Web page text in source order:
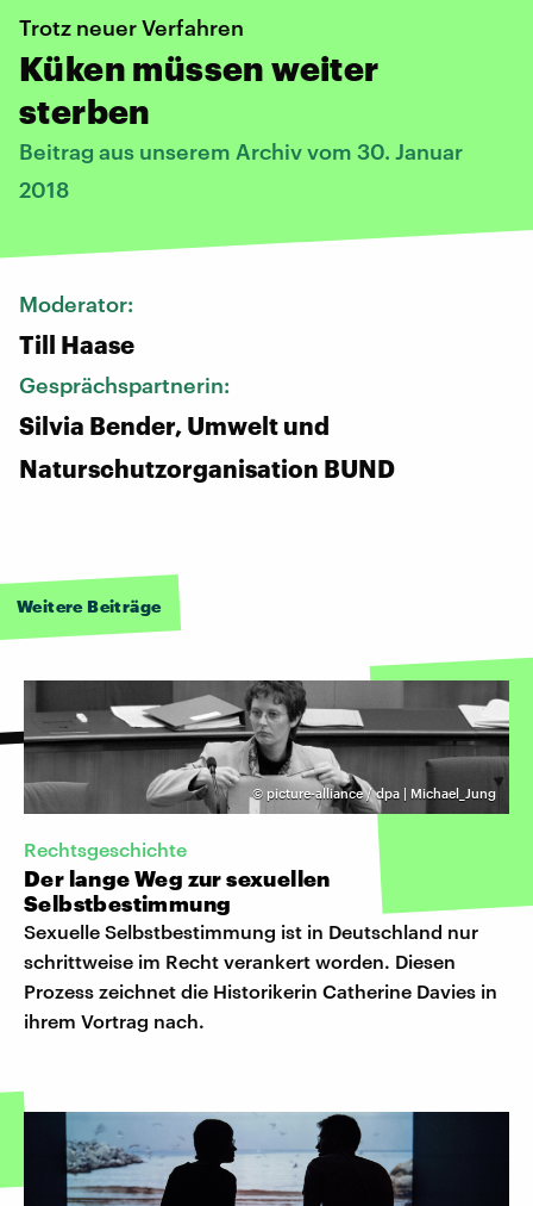
Trotz neuer Verfahren
Küken müssen weiter
sterben
Beitrag aus unserem Archiv vom 30. Januar
2018
Moderator:
Till Haase
Gesprächspartnerin:
Silvia Bender, Umwelt und
Naturschutzorganisation​ BUND
Weitere Beiträge
© picture-alliance / dpa | Michael_Jung
Rechtsgeschichte
Der lange Weg zur sexuellen
Selbstbestimmung
Sexuelle Selbstbestimmung ist in Deutschland nur
schrittweise im Recht verankert worden. Diesen
Prozess zeichnet die Historikerin Catherine Davies in
ihrem Vortrag nach.